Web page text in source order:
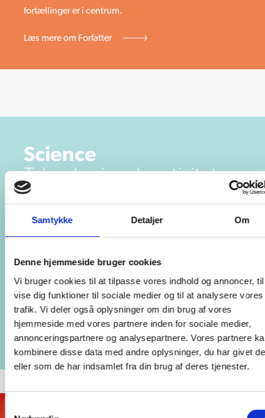
Samtykke Detaljer Om
Denne hjemmeside bruger cookies
Vi bruger cookies til at tilpasse vores indhold og annoncer,
vise dig funktioner til sociale medier og til at analysere vores
trafik. Vi deler også oplysninger om din brug af vores
hjemmeside med vores partnere inden for sociale medier,
annonceringspartnere og analysepartnere. Vores partnere
kombinere disse data med andre oplysninger, du har givet
eller som de har indsamlet fra din brug af deres tjenester.
fortællinger er i centrum.
Læs mere om Forfatter
Science
Teknologi og kreativitet
hænger sammen!
Science-linjen tilbyder en spændende kombination af
arbejde med projekter, der fokuserer på aktuelle
problemstillinger. Her får du chancen for at udforske
alt fra robotdesign og bølgelære til kemiske
eksperimenter, der kan gøre en forskel i verden.
Læs mere om Science